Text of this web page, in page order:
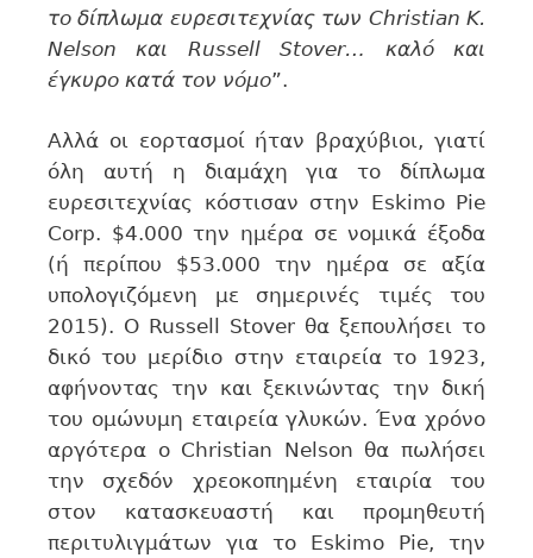
το δίπλωμα ευρεσιτεχνίας των Christian K.
Nelson και Russell Stover… καλό και
έγκυρο κατά τον νόμο”.
Αλλά οι εορτασμοί ήταν βραχύβιοι, γιατί
όλη αυτή η διαμάχη για το δίπλωμα
ευρεσιτεχνίας κόστισαν στην Eskimo Pie
Corp. $4.000 την ημέρα σε νομικά έξοδα
(ή περίπου $53.000 την ημέρα σε αξία
υπολογιζόμενη με σημερινές τιμές του
2015). Ο Russell Stover θα ξεπουλήσει το
δικό του μερίδιο στην εταιρεία το 1923,
αφήνοντας την και ξεκινώντας την δική
του ομώνυμη εταιρεία γλυκών. Ένα χρόνο
αργότερα ο Christian Nelson θα πωλήσει
την σχεδόν χρεοκοπημένη εταιρία του
στον κατασκευαστή και προμηθευτή
περιτυλιγμάτων για το Eskimo Pie, την